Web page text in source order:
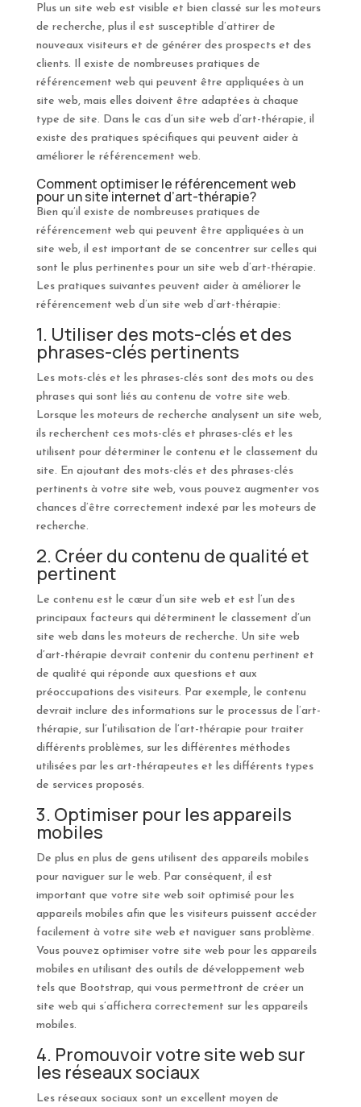
Plus un site web est visible et bien classé sur les moteurs
de recherche, plus il est susceptible d’attirer de
nouveaux visiteurs et de générer des prospects et des
clients. Il existe de nombreuses pratiques de
référencement web qui peuvent être appliquées à un
site web, mais elles doivent être adaptées à chaque
type de site. Dans le cas d’un site web d’art-thérapie, il
existe des pratiques spécifiques qui peuvent aider à
améliorer le référencement web.
Comment optimiser le référencement web
pour un site internet d’art-thérapie?
Bien qu’il existe de nombreuses pratiques de
référencement web qui peuvent être appliquées à un
site web, il est important de se concentrer sur celles qui
sont le plus pertinentes pour un site web d’art-thérapie.
Les pratiques suivantes peuvent aider à améliorer le
référencement web d’un site web d’art-thérapie:
1. Utiliser des mots-clés et des
phrases-clés pertinents
Les mots-clés et les phrases-clés sont des mots ou des
phrases qui sont liés au contenu de votre site web.
Lorsque les moteurs de recherche analysent un site web,
ils recherchent ces mots-clés et phrases-clés et les
utilisent pour déterminer le contenu et le classement du
site. En ajoutant des mots-clés et des phrases-clés
pertinents à votre site web, vous pouvez augmenter vos
chances d’être correctement indexé par les moteurs de
recherche.
2. Créer du contenu de qualité et
pertinent
Le contenu est le cœur d’un site web et est l’un des
principaux facteurs qui déterminent le classement d’un
site web dans les moteurs de recherche. Un site web
d’art-thérapie devrait contenir du contenu pertinent et
de qualité qui réponde aux questions et aux
préoccupations des visiteurs. Par exemple, le contenu
devrait inclure des informations sur le processus de l’art-
thérapie, sur l’utilisation de l’art-thérapie pour traiter
différents problèmes, sur les différentes méthodes
utilisées par les art-thérapeutes et les différents types
de services proposés.
3. Optimiser pour les appareils
mobiles
De plus en plus de gens utilisent des appareils mobiles
pour naviguer sur le web. Par conséquent, il est
important que votre site web soit optimisé pour les
appareils mobiles afin que les visiteurs puissent accéder
facilement à votre site web et naviguer sans problème.
Vous pouvez optimiser votre site web pour les appareils
mobiles en utilisant des outils de développement web
tels que Bootstrap, qui vous permettront de créer un
site web qui s’affichera correctement sur les appareils
mobiles.
4. Promouvoir votre site web sur
les réseaux sociaux
Les réseaux sociaux sont un excellent moyen de